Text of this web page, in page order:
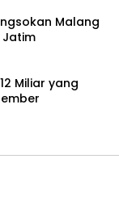
Malang
Jatim
Miliar yang